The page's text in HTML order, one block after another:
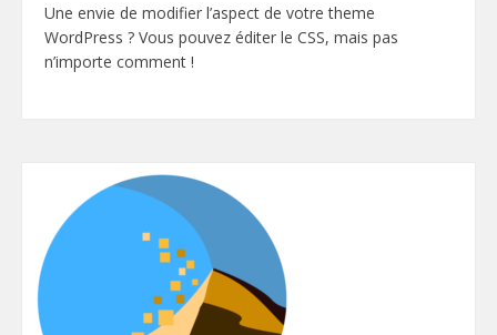
Une envie de modifier l’aspect de votre theme
WordPress ? Vous pouvez éditer le CSS, mais pas
n’importe comment !